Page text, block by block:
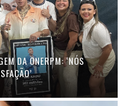
DA ONERPM: ‘NÓS